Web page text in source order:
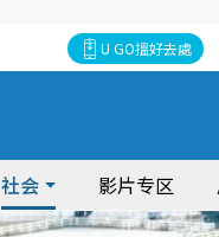
U GO搵好去處
社会 影片专区